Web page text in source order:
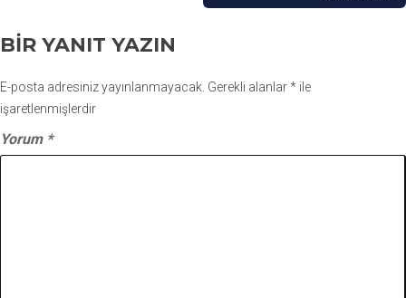
BIR YANIT YAZIN
E-posta adresiniz yayınlanmayacak. Gerekli alanlar* ile
işaretlenmişlerdir
Yorum *